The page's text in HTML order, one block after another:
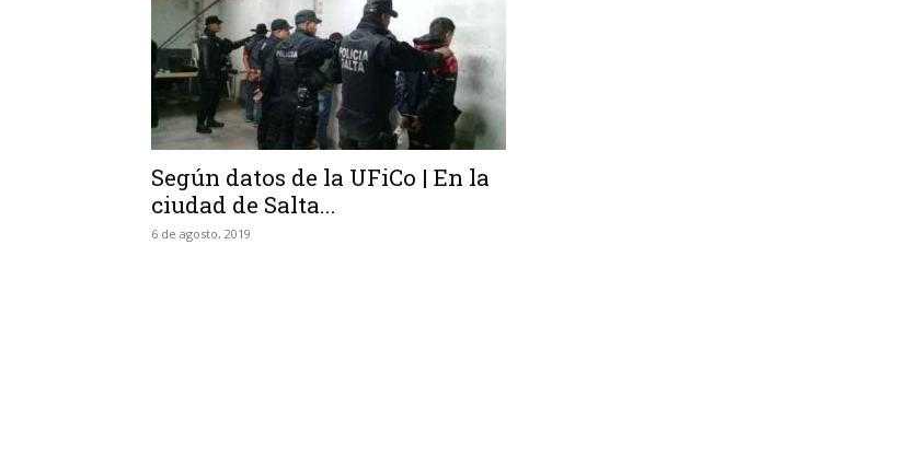
Según datos de la UFiCo | En la
ciudad de Salta...
6 de agosto, 2019